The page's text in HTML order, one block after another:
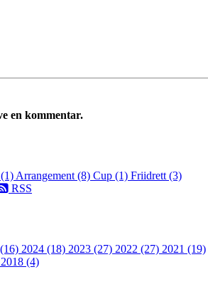
en kommentar.
Arrangement (8) Cup (1) Friidrett (3)
RSS
2024 (18) 2023 (27) 2022 (27) 2021 (19)
2018 (4)